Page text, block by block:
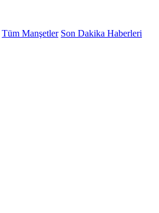
Tüm Manşetler Son Dakika Haberleri